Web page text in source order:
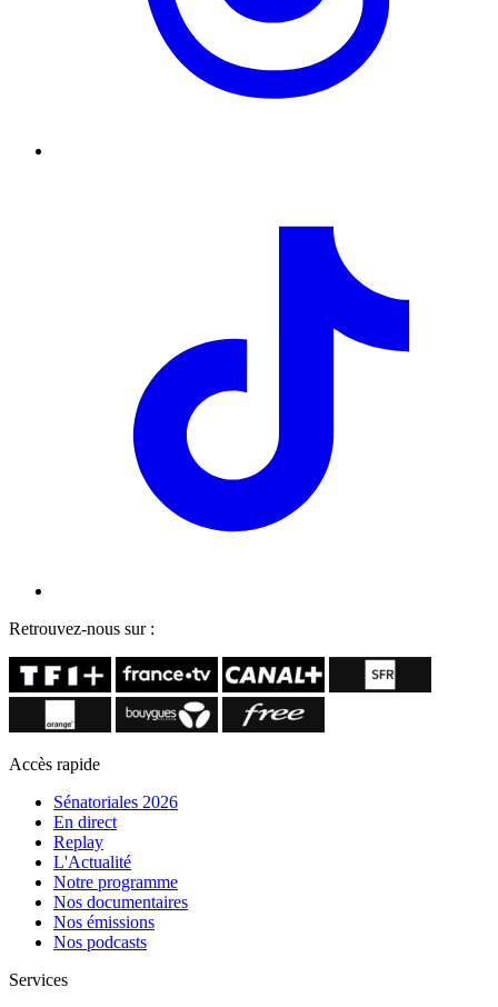
Retrouvez-nous sur :
Accès rapide
Sénatoriales 2026
En direct
Replay
L'Actualité
Notre programme
Nos documentaires
Nos émissions
Nos podcasts
Services